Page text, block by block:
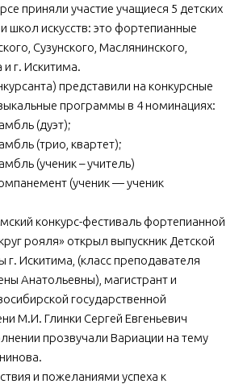
школа искусств»
музыкальная школа»
городской историко-художественный
и отдыха им. И.В. Коротеева
качества
приняли участие учащиеся 5 детских
школ искусств: это фортепианные
Сузунского, Маслянинского,
и г. Искитима.
представили на конкурсные
программы в 4 номинациях:
(дуэт);
(трио, квартет);
(ученик – учитель)
(ученик — ученик
конкурс-фестиваль фортепианной
рояля» открыл выпускник Детской
Искитима, (класс преподавателя
Анатольевны), магистрант и
государственной
М.И. Глинки Сергей Евгеньевич
прозвучали Вариации на тему
и пожеланиями успеха к